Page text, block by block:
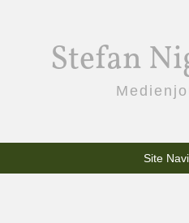
Stefan
Site